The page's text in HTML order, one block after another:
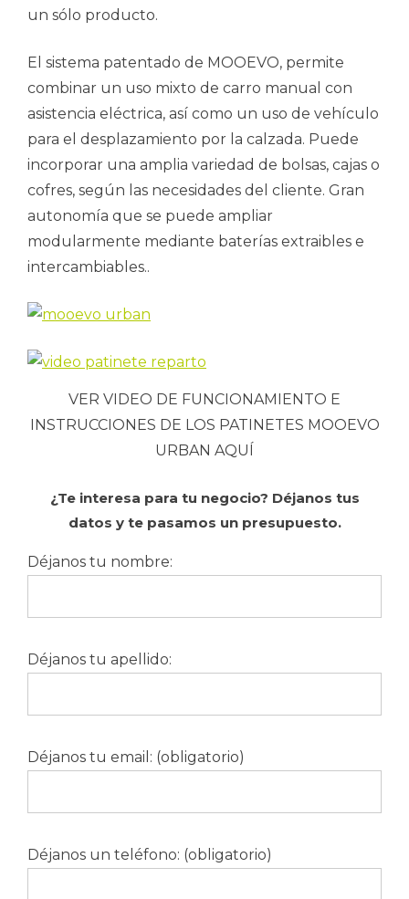
un sólo producto.
El sistema patentado de MOOEVO, permite
combinar un uso mixto de carro manual con
asistencia eléctrica, así como un uso de vehículo
para el desplazamiento por la calzada. Puede
incorporar una amplia variedad de bolsas, cajas o
cofres, según las necesidades del cliente. Gran
autonomía que se puede ampliar
modularmente mediante baterías extraibles e
intercambiables..
VER VIDEO DE FUNCIONAMIENTO E
INSTRUCCIONES DE LOS PATINETES MOOEVO
URBAN AQUÍ
¿Te interesa para tu negocio? Déjanos tus
datos y te pasamos un presupuesto.
Déjanos tu nombre:
Déjanos tu apellido:
Déjanos tu email: (obligatorio)
Déjanos un teléfono: (obligatorio)